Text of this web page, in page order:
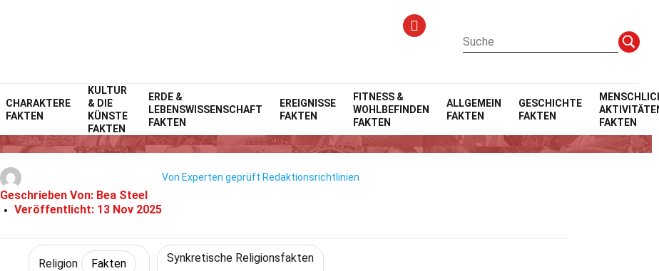
CHARAKTERE
FAKTEN
KULTUR
& DIE
KÜNSTE
FAKTEN
ERDE &
LEBENSWISSENSCHAFT
FAKTEN
EREIGNISSE
FAKTEN
FITNESS &
WOHLBEFINDEN
FAKTEN
ALLGEMEIN
FAKTEN
GESCHICHTE
FAKTEN
FAKTEN
Home Geschichte Fakten Fakten
40 Fakten Über Mahikari
Geschrieben Von: Bea Steel
Veröffentlicht: 13 Nov 2025
Von Experten geprüft Redaktionsrichtlinien
Religion Fakten Synkretische Religionsfakten